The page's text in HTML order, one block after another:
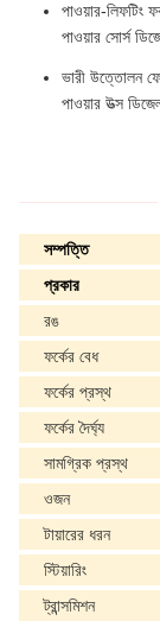
পাওয়ার-লিফটিং
পাওয়ার সোর্স
ভারী উত্তোলন
পাওয়ার উত্স
সম্পত্তি
প্রকার
রঙ
ফর্কের বেধ
ফর্কের প্রস্থ
ফর্কের দৈর্ঘ্য
সামগ্রিক প্রস্থ
ওজন
টায়ারের ধরন
স্টিয়ারিং
ট্রান্সমিশন